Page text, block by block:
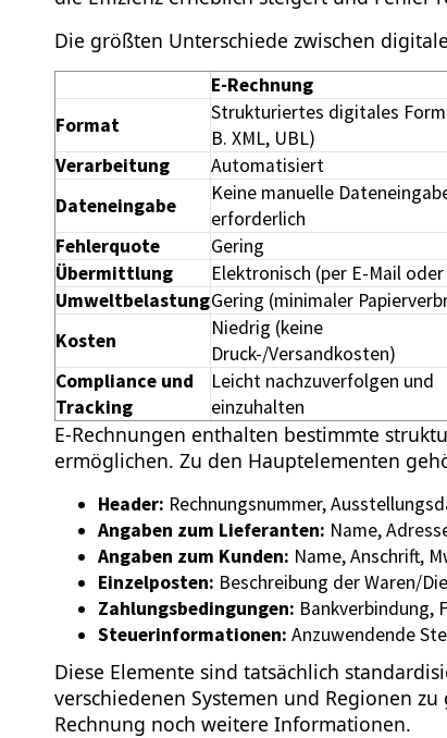
Die größten Unterschiede zwischen
E-Rechnung
Format
Strukturiertes digitales
B. XML, UBL)
Verarbeitung
Automatisiert
Dateneingabe
Keine manuelle
erforderlich
Fehlerquote
Gering
Übermittlung
Elektronisch (per E-Mail oder
UmweltbelastungGering (minimaler
Kosten
Niedrig (keine
Druck-/Versandkosten)
Compliance und
Tracking
Leicht nachzuverfolgen und
einzuhalten
E-Rechnungen enthalten bestimmte
ermöglichen. Zu den Hauptelementen
Header: Rechnungsnummer,
Angaben zum Lieferanten: Name,
Angaben zum Kunden: Name, Anschrift,
Einzelposten: Beschreibung der Waren/
Zahlungsbedingungen: Bankverbindung,
Steuerinformationen:Anzuwendende
Diese Elemente sind tatsächlich
verschiedenen Systemen und Regionen
Rechnung noch weitere Informationen.